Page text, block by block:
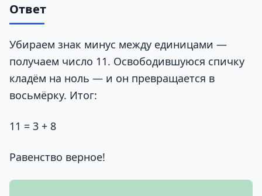
Ответ
Убираем знак минус между единицами —
получаем число 11. Освободившуюся спичку
кладём на ноль — и он превращается в
восьмёрку. Итог:
11 = 3 + 8
Равенство верное!